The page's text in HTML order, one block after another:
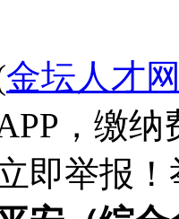
金坛人才
，缴
即举报